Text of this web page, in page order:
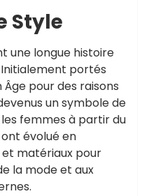
Style
une longue histoire
portés
pour des raisons
un symbole de
femmes à partir du
ont évolué en
matériaux pour
la mode et aux